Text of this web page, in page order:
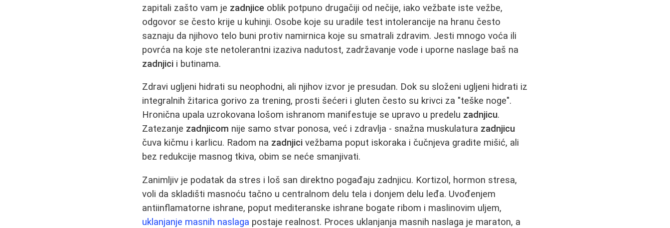
zapitali zašto vam je zadnjice oblik potpuno drugačiji od nečije, iako vežbate iste vežbe,
odgovor se često krije u kuhinji. Osobe koje su uradile test intolerancije na hranu često
saznaju da njihovo telo buni protiv namirnica koje su smatrali zdravim. Jesti mnogo voća ili
povrća na koje ste netolerantni izaziva nadutost, zadržavanje vode i uporne naslage baš na
zadnjici i butinama.
Zdravi ugljeni hidrati su neophodni, ali njihov izvor je presudan. Dok su složeni ugljeni hidrati iz
integralnih žitarica gorivo za trening, prosti šećeri i gluten često su krivci za "teške noge".
Hronična upala uzrokovana lošom ishranom manifestuje se upravo u predelu zadnjicu.
Zatezanje zadnjicom nije samo stvar ponosa, već i zdravlja - snažna muskulatura zadnjicu
čuva kičmu i karlicu. Radom na zadnjici vežbama poput iskoraka i čučnjeva gradite mišić, ali
bez redukcije masnog tkiva, obim se neće smanjivati.
Zanimljiv je podatak da stres i loš san direktno pogađaju zadnjicu. Kortizol, hormon stresa,
voli da skladišti masnoću tačno u centralnom delu tela i donjem delu leđa. Uvođenjem
antiinflamatorne ishrane, poput mediteranske ishrane bogate ribom i maslinovim uljem,
uklanjanje masnih naslaga postaje realnost. Proces uklanjanja masnih naslaga je maraton, a